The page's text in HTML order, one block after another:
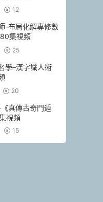
12
-布局化解專修數
集視頻
25
學–漢字識人術
20
真傳古奇門遁
視頻
15